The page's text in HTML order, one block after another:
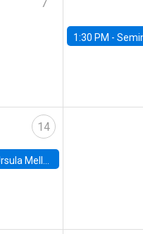
7
1:30 PM -Seminario: “Recuperando la
14
Insper - Institute of Education and Research